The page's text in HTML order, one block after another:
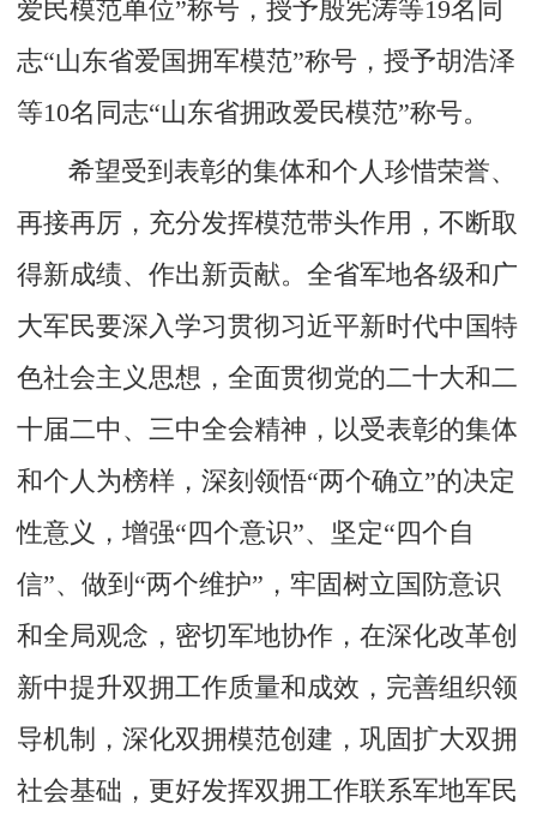
爱民模范单位”称号，授予殷宪涛等19名同
志“山东省爱国拥军模范”称号，授予胡浩泽
等10名同志“山东省拥政爱民模范”称号。
希望受到表彰的集体和个人珍惜荣誉、
再接再厉，充分发挥模范带头作用，不断取
得新成绩、作出新贡献。全省军地各级和广
大军民要深入学习贯彻习近平新时代中国特
色社会主义思想，全面贯彻党的二十大和二
十届二中、三中全会精神，以受表彰的集体
和个人为榜样，深刻领悟“两个确立”的决定
性意义，增强“四个意识”、坚定“四个自
信”、做到“两个维护”，牢固树立国防意识
和全局观念，密切军地协作，在深化改革创
新中提升双拥工作质量和成效，完善组织领
导机制，深化双拥模范创建，巩固扩大双拥
社会基础，更好发挥双拥工作联系军地军民